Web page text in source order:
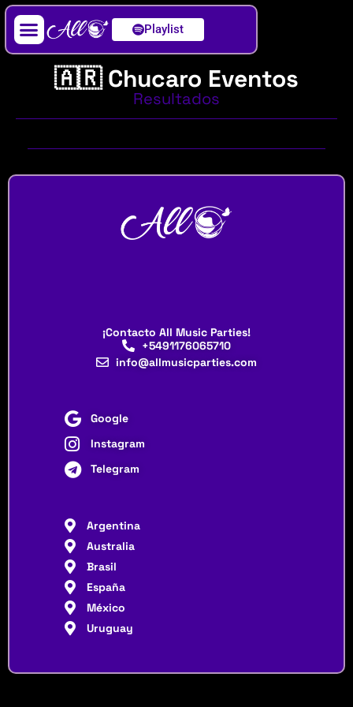
Playlist
🇦🇷 Chucaro Eventos
Resultados
¡Contacto All Music Parties!
+5491176065710
info@allmusicparties.com
Google
Instagram
Telegram
Argentina
Australia
Brasil
España
México
Uruguay